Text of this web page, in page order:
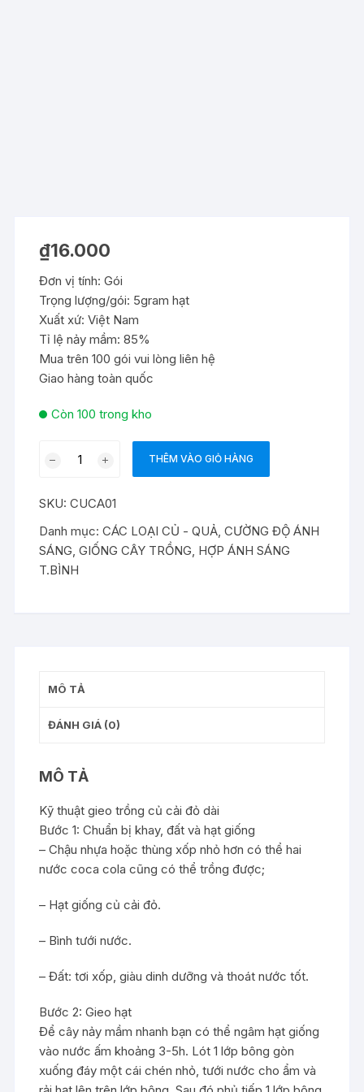
₫16.000
Đơn vị tính: Gói
Trọng lượng/gói: 5gram hạt
Xuất xứ: Việt Nam
Tỉ lệ nảy mầm: 85%
Mua trên 100 gói vui lòng liên hệ
Giao hàng toàn quốc
Còn 100 trong kho
cải
đỏ
dài
số
THÊM VÀO GIỎ HÀNG
SKU:CUCA01
Danh mục:CÁC LOẠI CỦ - QUẢ,CƯỜNG ĐỘ ÁNH
SÁNG,GIỐNG CÂY TRỒNG, HỢP ÁNH SÁNG
T.BÌNH
MÔ TẢ
ĐÁNH GIÁ (0)
MÔ TẢ
Kỹ thuật gieo trồng củ cải đỏ dài
Bước 1: Chuẩn bị khay, đất và hạt giống
– Chậu nhựa hoặc thùng xốp nhỏ hơn có thể hai
nước coca cola cũng có thể trồng được;
– Hạt giống củ cải đỏ.
– Bình tưới nước.
– Đất: tơi xốp, giàu dinh dưỡng và thoát nước tốt.
Bước 2: Gieo hạt
Để cây nảy mầm nhanh bạn có thể ngâm hạt giống
vào nước ấm khoảng 3-5h. Lót 1 lớp bông gòn
xuống đáy một cái chén nhỏ, tưới nước cho ẩm và